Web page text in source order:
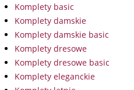
Komplety basic
Komplety damskie
Komplety damskie basic
Komplety dresowe
Komplety dresowe basic
Komplety eleganckie